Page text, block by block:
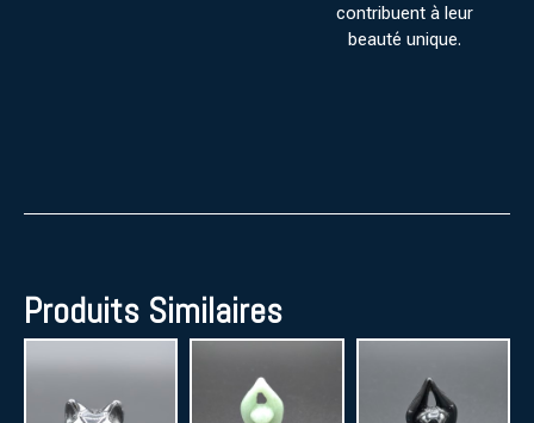
contribuent à leur
beauté unique.
Produits Similaires